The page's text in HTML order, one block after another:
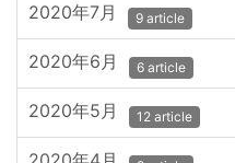
2020年7月 9 article
2020年6月 6 article
2020年5月 12 article